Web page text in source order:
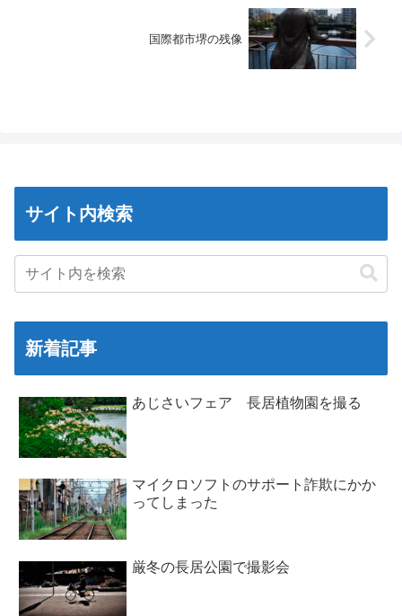
国際都市堺の残像
サイト内検索
新着記事
あじさいフェア 長居植物園を撮る
マイクロソフトのサポート詐欺にかか
ってしまった
厳冬の長居公園で撮影会